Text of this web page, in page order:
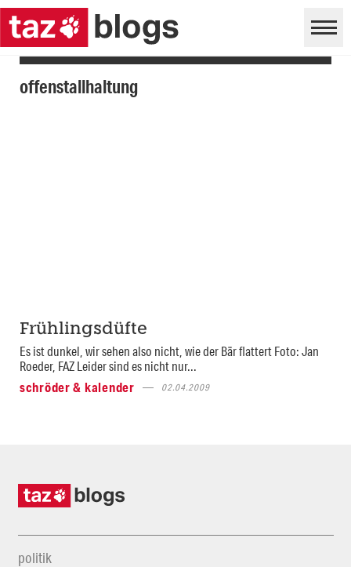
offenstallhaltung
Frühlingsdüfte
Es ist dunkel, wir sehen also nicht, wie der Bär flattert Foto: Jan
Roeder, FAZ Leider sind es nicht nur...
schröder & kalender
02.04.2009
politik